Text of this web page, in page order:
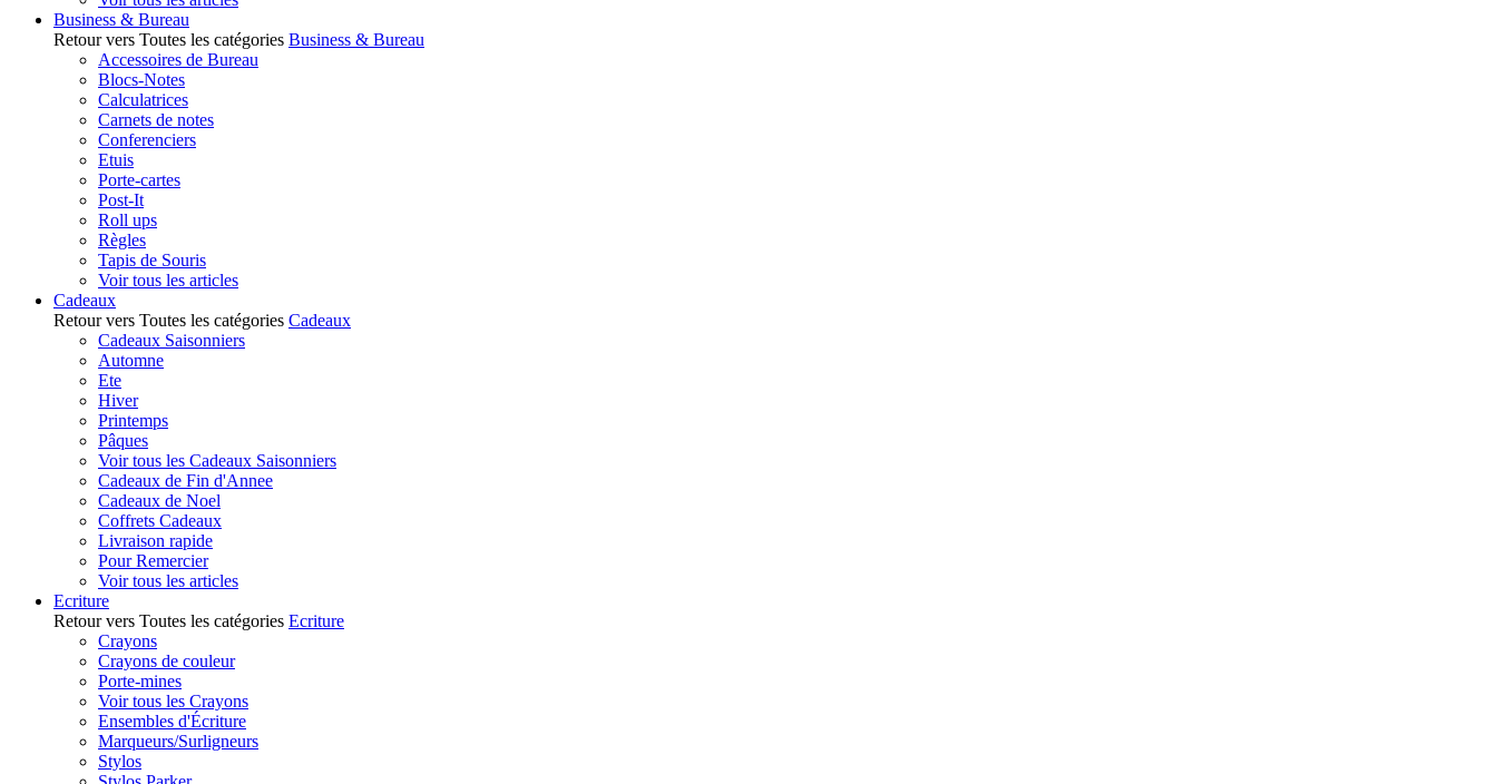
Business & Bureau
Retour vers Toutes les catégories Business & Bureau
Accessoires de Bureau
Blocs-Notes
Calculatrices
Carnets de notes
Conferenciers
Etuis
Porte-cartes
Post-It
Roll ups
Règles
Tapis de Souris
Voir tous les articles
Cadeaux
Retour vers Toutes les catégories Cadeaux
Cadeaux Saisonniers
Automne
Ete
Hiver
Printemps
Pâques
Voir tous les Cadeaux Saisonniers
Cadeaux de Fin d'Annee
Cadeaux de Noel
Coffrets Cadeaux
Livraison rapide
Pour Remercier
Voir tous les articles
Ecriture
Retour vers Toutes les catégories Ecriture
Crayons
Crayons de couleur
Porte-mines
Voir tous les Crayons
Ensembles d'Écriture
Marqueurs/Surligneurs
Stylos